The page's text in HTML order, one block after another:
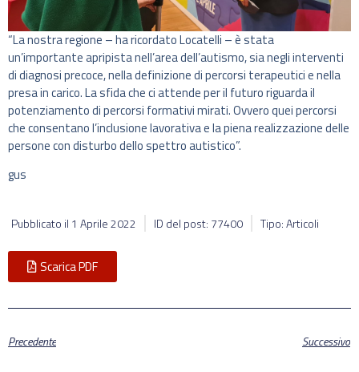
“La nostra regione – ha ricordato Locatelli – è stata
un’importante apripista nell’area dell’autismo, sia negli interventi
di diagnosi precoce, nella definizione di percorsi terapeutici e nella
presa in carico. La sfida che ci attende per il futuro riguarda il
potenziamento di percorsi formativi mirati. Ovvero quei percorsi
che consentano l’inclusione lavorativa e la piena realizzazione delle
persone con disturbo dello spettro autistico”.
gus
Pubblicato il 1 Aprile 2022 ID del post: 77400 Tipo: Articoli
Scarica PDF
Precedente Successivo